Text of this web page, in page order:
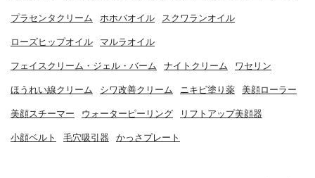
プラセンタクリーム ホホバオイル スクワランオイル
ローズヒップオイル マルラオイル
フェイスクリーム・ジェル・バーム ナイトクリーム ワセリン
ほうれい線クリーム シワ改善クリーム ニキビ塗り薬 美顔ローラー
美顔スチーマー ウォーターピーリング リフトアップ美顔器
小顔ベルト 毛穴吸引器 かっさプレート